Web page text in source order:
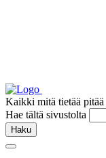
Kaikki mitä tietää pitää
Hae tältä sivustolta
Haku